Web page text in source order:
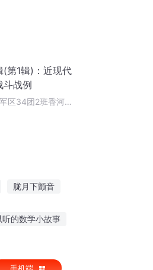
(第1辑)：近现代
斗战例
区34团2班香河城
胧月下颤音
听的数学小故事